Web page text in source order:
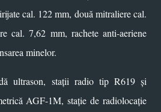
cal. 122 mm, două mitraliere cal.
cal. 7,62 mm, rachete anti-aeriene
minelor.
ultrason, stații radio tip R619 și
AGF-1M, stație de radiolocație